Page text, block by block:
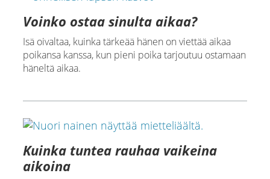
Voinko ostaa sinulta aikaa?
Isä oivaltaa, kuinka tärkeää hänen on viettää aikaa
poikansa kanssa, kun pieni poika tarjoutuu ostamaan
häneltä aikaa.
Kuinka tuntea rauhaa vaikeina
aikoina